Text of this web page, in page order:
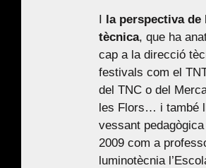
I la perspectiva de
tècnica, que ha
cap a la direcció
festivals com el
del TNC o del
les Flors… i també
vessant
2009 com a
luminotècnia